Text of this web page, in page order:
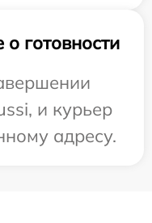
готовности
и курьер
адресу.